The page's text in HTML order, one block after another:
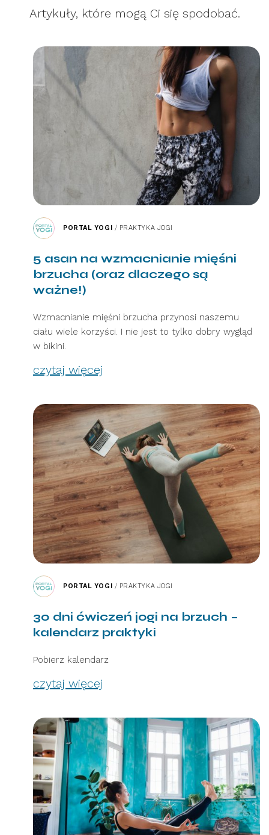
Artykuły, które mogą Ci się spodobać.
PORTAL YOGI / PRAKTYKA JOGI
5 asan na wzmacnianie mięśni
brzucha (oraz dlaczego są
ważne!)
Wzmacnianie mięśni brzucha przynosi naszemu
ciału wiele korzyści. I nie jest to tylko dobry wygląd
w bikini.
czytaj więcej
PORTAL YOGI / PRAKTYKA JOGI
30 dni ćwiczeń jogi na brzuch –
kalendarz praktyki
Pobierz kalendarz
czytaj więcej